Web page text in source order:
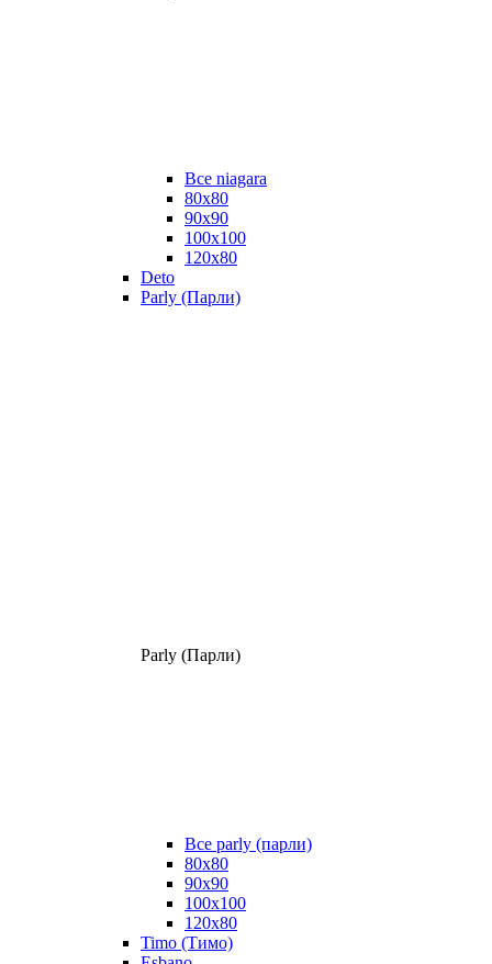
Все niagara
80x80
90x90
100x100
120x80
Deto
Parly (Парли)
Parly (Парли)
Все parly (парли)
80x80
90x90
100x100
120x80
Timo (Тимо)